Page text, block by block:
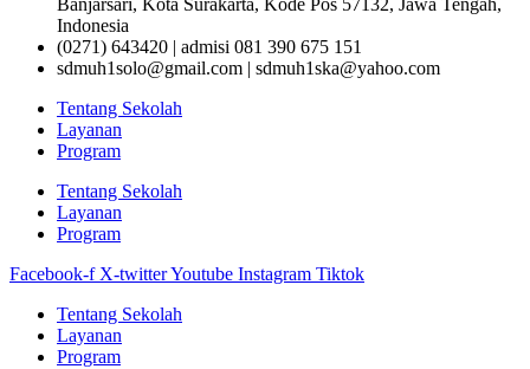
Banjarsari, Kota Surakarta, Kode Pos 57132, Jawa Tengah,
Indonesia
(0271) 643420 | admisi 081 390 675 151
sdmuh1solo@gmail.com | sdmuh1ska@yahoo.com
Tentang Sekolah
Layanan
Program
Tentang Sekolah
Layanan
Program
Facebook-f X-twitterYoutube Instagram Tiktok
Tentang Sekolah
Layanan
Program